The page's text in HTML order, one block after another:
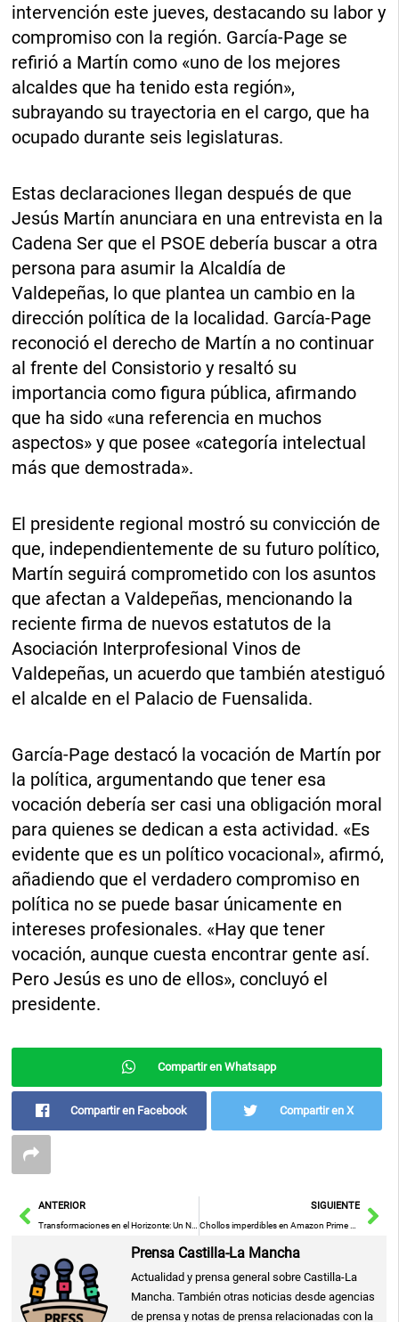
intervención este jueves, destacando su labor y
compromiso con la región. García-Page se
refirió a Martín como «uno de los mejores
alcaldes que ha tenido esta región»,
subrayando su trayectoria en el cargo, que ha
ocupado durante seis legislaturas.
Estas declaraciones llegan después de que
Jesús Martín anunciara en una entrevista en la
Cadena Ser que el PSOE debería buscar a otra
persona para asumir la Alcaldía de
Valdepeñas, lo que plantea un cambio en la
dirección política de la localidad. García-Page
reconoció el derecho de Martín a no continuar
al frente del Consistorio y resaltó su
importancia como figura pública, afirmando
que ha sido «una referencia en muchos
aspectos» y que posee «categoría intelectual
más que demostrada».
El presidente regional mostró su convicción de
que, independientemente de su futuro político,
Martín seguirá comprometido con los asuntos
que afectan a Valdepeñas, mencionando la
reciente firma de nuevos estatutos de la
Asociación Interprofesional Vinos de
Valdepeñas, un acuerdo que también atestiguó
el alcalde en el Palacio de Fuensalida.
García-Page destacó la vocación de Martín por
la política, argumentando que tener esa
vocación debería ser casi una obligación moral
para quienes se dedican a esta actividad. «Es
evidente que es un político vocacional», afirmó,
añadiendo que el verdadero compromiso en
política no se puede basar únicamente en
intereses profesionales. «Hay que tener
vocación, aunque cuesta encontrar gente así.
Pero Jesús es uno de ellos», concluyó el
presidente.
Compartir en Whatsapp
Compartir en Facebook Compartir en X
AntANTERIOR
Transformaciones en el Horizonte: Un Nuevo Amanecer
SIGUIENTE
Chollos imperdibles en Amazon Prime Day 2025: encuentra lo mejor por menos de 20€
Prensa Castilla-La Mancha
Actualidad y prensa general sobre Castilla-La
Mancha. También otras noticias desde agencias
de prensa y notas de prensa relacionadas con la